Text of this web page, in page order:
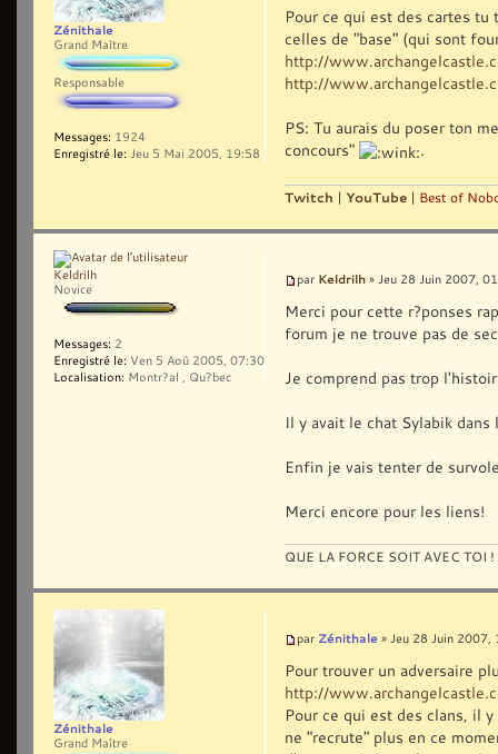
Pour ce qui est des cartes
celles de "base" (qui sont
http://
http://
PS: Tu aurais du poser ton
concours"
.
Twitch | YouTube | Best of
Zénithale
Grand Maître
Responsable
Messages: 1924
Enregistré le: Jeu 5 Mai 2005, 19:58
par Keldrilh » Jeu 28 Juin 2007,
Merci pour cette r?ponses
forum je ne trouve pas de
Je comprend pas trop
Il y avait le chat Sylabik
Enfin je vais tenter de
Merci encore pour les liens!
QUE LA FORCE SOIT AVEC TOI !
Keldrilh
Novice
Messages: 2
Enregistré le: Ven 5 Aoû 2005, 07:30
Localisation: Montr?al , Qu?bec
par Zénithale » Jeu 28 Juin 2007,
Pour trouver un adversaire
http://
Pour ce qui est des clans, il
ne "recrute" plus en ce
Zénithale
Grand Maître